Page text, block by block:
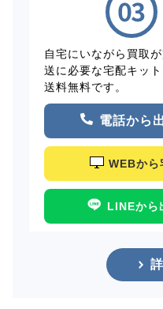
自宅にいながら買取
送に必要な宅配キッ
送料無料です。
電話から
WEBから
LINEから